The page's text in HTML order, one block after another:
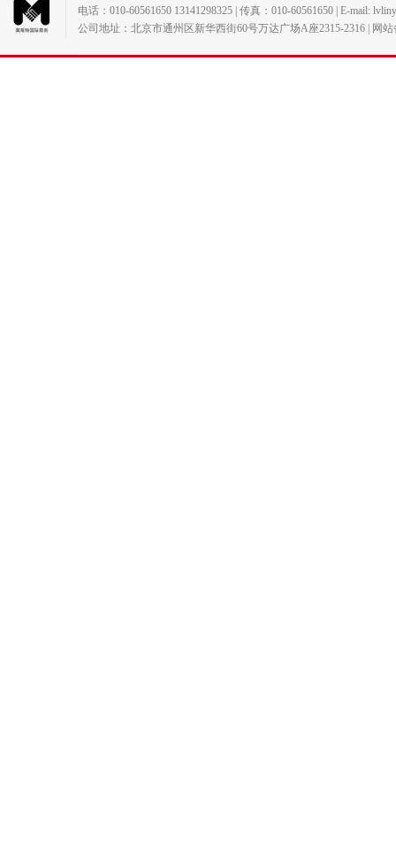
电话：010-60561650 13141298325 | 传真：010-60561650 | E-mail:
公司地址：北京市通州区新华西街60号万达广场A座2315-2316 | 网